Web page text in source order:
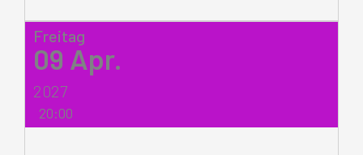
Freitag
09 Apr.
2027
20:00